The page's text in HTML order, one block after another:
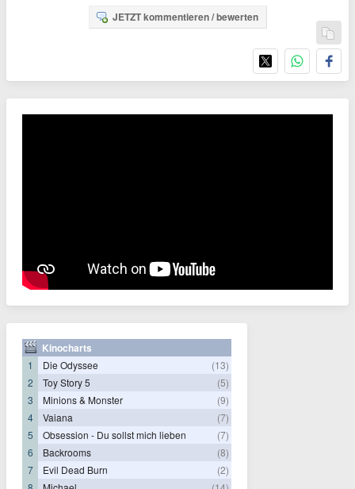
JETZT kommentieren / bewerten
Kinocharts
1 Die Odyssee
(13)
2
Toy Story 5
(5)
3
Minions & Monster
(9)
4
Vaiana
(7)
5
Obsession - Du sollst mich lieben
(7)
6
Backrooms
(8)
7
Evil Dead Burn
(2)